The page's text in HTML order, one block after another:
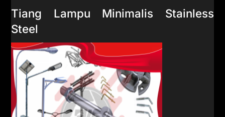
Tiang Lampu Minimalis Stainless
Steel